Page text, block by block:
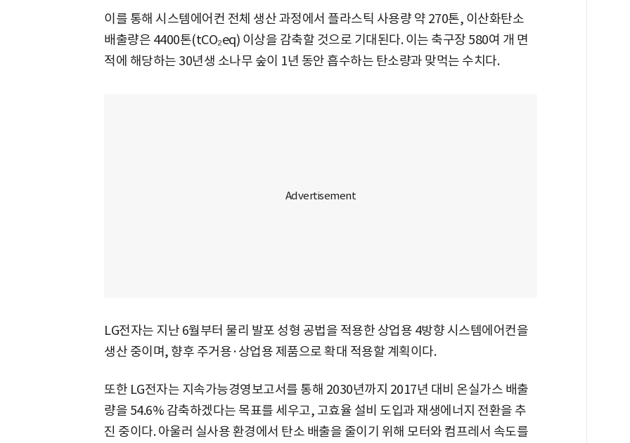
이를 통해 시스템에어컨 전체 생산 과정에서 플라스틱 사용량 약 270톤, 이산화탄소
배출량은 4400톤(tCO₂eq) 이상을 감축할 것으로 기대된다. 이는 축구장 580여 개 면
적에 해당하는 30년생 소나무 숲이 1년 동안 흡수하는 탄소량과 맞먹는 수치다.
LG전자는 지난 6월부터 물리 발포 성형 공법을 적용한 상업용 4방향 시스템에어컨을
생산 중이며, 향후 주거용·상업용 제품으로 확대 적용할 계획이다.
또한 LG전자는 지속가능경영보고서를 통해 2030년까지 2017년 대비 온실가스 배출
량을 54.6% 감축하겠다는 목표를 세우고, 고효율 설비 도입과 재생에너지 전환을 추
진 중이다. 아울러 실사용 환경에서 탄소 배출을 줄이기 위해 모터와 컴프레서 속도를